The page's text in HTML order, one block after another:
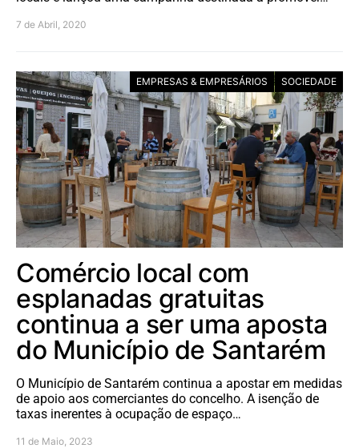
7 de Abril, 2020
EMPRESAS & EMPRESÁRIOS SOCIEDADE
Comércio local com
esplanadas gratuitas
continua a ser uma aposta
do Município de Santarém
O Município de Santarém continua a apostar em medidas
de apoio aos comerciantes do concelho. A isenção de
taxas inerentes à ocupação de espaço…
11 de Maio, 2023